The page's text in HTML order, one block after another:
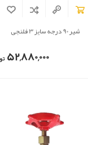
شیر 90 درجه سایز 3 فلنجی
52,880,000